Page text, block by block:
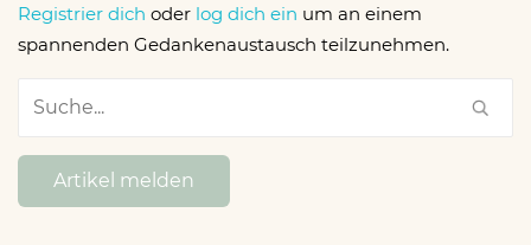
Registrier dich oder log dich ein um an einem
spannenden Gedankenaustausch teilzunehmen.
Artikel melden